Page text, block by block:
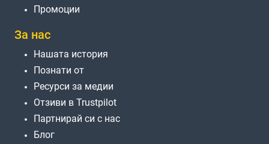
Промоции
За нас
Нашата история
Познати от
Ресурси за медии
Отзиви в Trustpilot
Партнирай си с нас
Блог